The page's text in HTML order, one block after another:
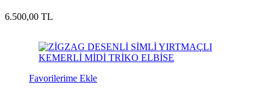
6.500,00 TL
Favorilerime Ekle